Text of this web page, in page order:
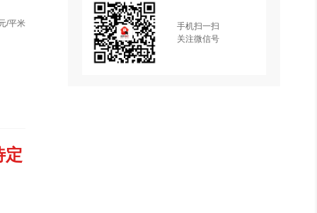
/平米
定
手机扫一扫
关注微信号